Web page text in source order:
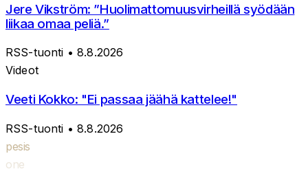
Jere Vikström: ”Huolimattomuusvirheillä syödään
liikaa omaa peliä.”
RSS-tuonti • 8.8.2026
Videot
Veeti Kokko: "Ei passaa jäähä kattelee!"
RSS-tuonti • 8.8.2026
pesis
one